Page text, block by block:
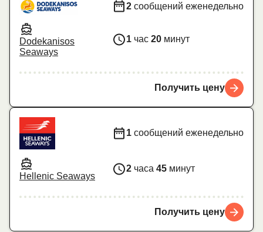
Dodekanisos
Seaways
2 сообщений еженедельно
1 час 20 минут
Получить цену
Hellenic Seaways
1 сообщений еженедельно
2 часа 45 минут
Получить цену